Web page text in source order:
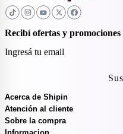
Recibí ofertas y promociones
Acerca de Shipin
Atención al cliente
Sobre la compra